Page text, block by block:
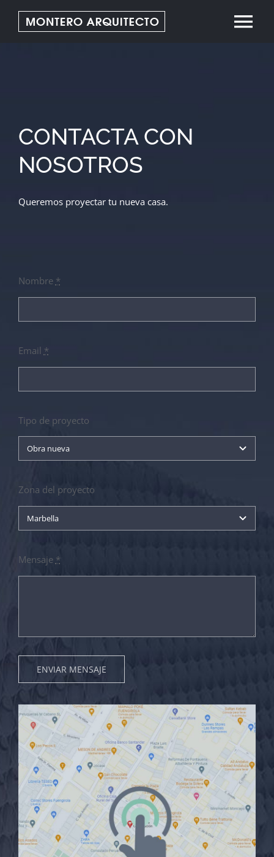
Saltar
Servicios
CONTACTA CON
NOSOTROS
Queremos proyectar tu nueva casa.
Nombre *
Email *
Tipo de proyecto
Zona del proyecto
Mensaje *
ENVIAR MENSAJE